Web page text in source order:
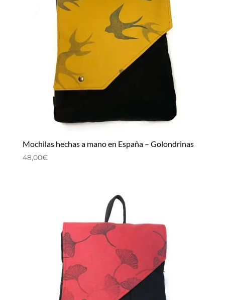
Mochilas hechas a mano en España – Golondrinas
48,00€